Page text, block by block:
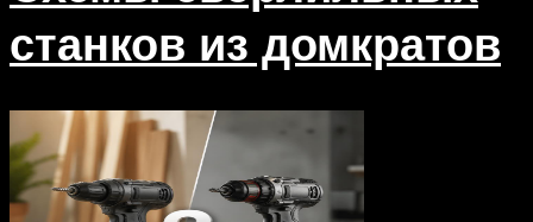
станков из домкратов